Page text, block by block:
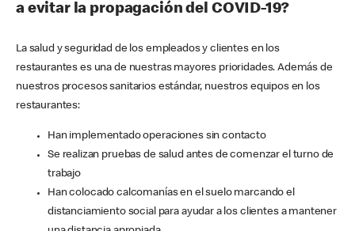
a evitar la propagación del COVID-19?
La salud y seguridad de los empleados y clientes en los
restaurantes es una de nuestras mayores prioridades. Además de
nuestros procesos sanitarios estándar, nuestros equipos en los
restaurantes:
Han implementado operaciones sin contacto
Se realizan pruebas de salud antes de comenzar el turno de
trabajo
Han colocado calcomanías en el suelo marcando el
distanciamiento social para ayudar a los clientes a mantener